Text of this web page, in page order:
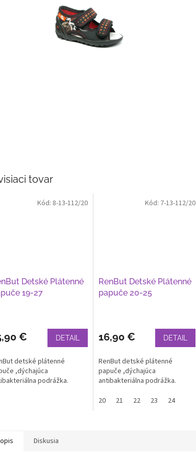
tovar
Detské Plátenné
19-27
€ DETAIL
detské plátenné
,dýchajúca
podrážka.
Kód: 8-13-112/20
RenBut Detské Plátenné
papuče 20-25
16,90 € DETAIL
RenBut detské plátenné
papuče ,dýchajúca
antibakteriálna podrážka.
20
21 22 23 24
Kód: 7-13-112/20
Diskusia